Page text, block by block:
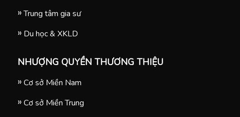
Trung tâm gia sư
Du học & XKLD
NHƯỢNG QUYỀN THƯƠNG THIỆU
Cơ sở Miền Nam
Cơ sở Miền Trung